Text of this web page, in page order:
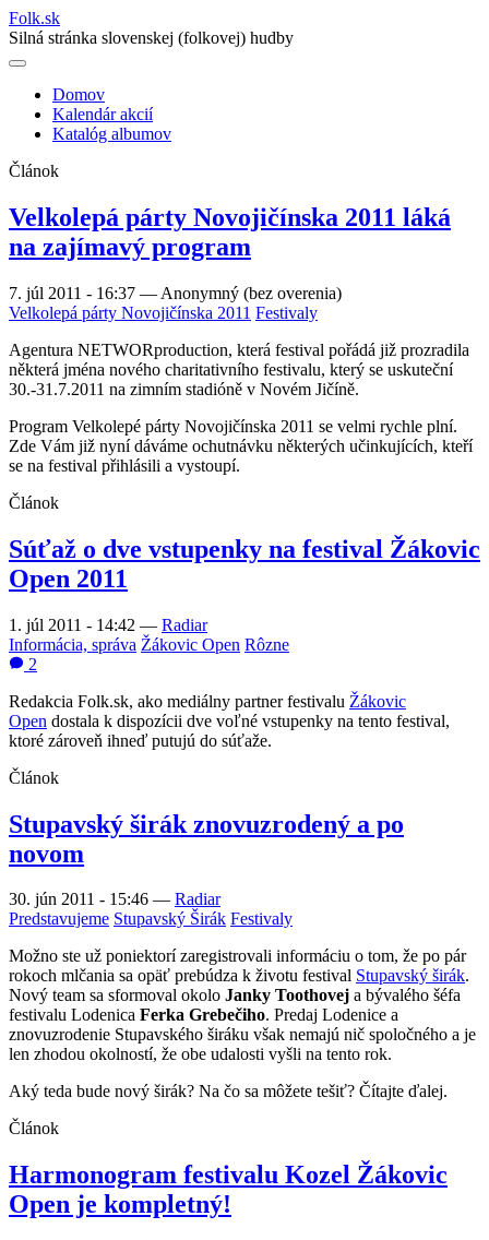
Folk.sk
Silná stránka slovenskej (folkovej) hudby
Main
navigation
Domov
Kalendár akcií
Katalóg albumov
Článok
Velkolepá párty Novojičínska 2011 láká
na zajímavý program
7. júl 2011 - 16:37 — Anonymný (bez overenia)
Velkolepá párty Novojičínska 2011 Festivaly
Agentura NETWORproduction, která festival pořádá již prozradila
některá jména nového charitativního festivalu, který se uskuteční
30.-31.7.2011 na zimním stadióně v Novém Jičíně.
Program Velkolepé párty Novojičínska 2011 se velmi rychle plní.
Zde Vám již nyní dáváme ochutnávku některých učinkujících, kteří
se na festival přihlásili a vystoupí.
Článok
Súťaž o dve vstupenky na festival Žákovic
Open 2011
1. júl 2011 - 14:42 — Radiar
Informácia, správa Žákovic Open Rôzne
2
Redakcia Folk.sk, ako mediálny partner festivalu Žákovic
Open dostala k dispozícii dve voľné vstupenky na tento festival,
ktoré zároveň ihneď putujú do súťaže.
Článok
Stupavský širák znovuzrodený a po
novom
30. jún 2011 - 15:46 — Radiar
Predstavujeme Stupavský Širák Festivaly
Možno ste už poniektorí zaregistrovali informáciu o tom, že po pár
rokoch mlčania sa opäť prebúdza k životu festival Stupavský širák.
Nový team sa sformoval okolo Janky Toothovej a bývalého šéfa
festivalu Lodenica Ferka Grebečiho. Predaj Lodenice a
znovuzrodenie Stupavského širáku však nemajú nič spoločného a je
len zhodou okolností, že obe udalosti vyšli na tento rok.
Aký teda bude nový širák? Na čo sa môžete tešiť? Čítajte ďalej.
Článok
Harmonogram festivalu Kozel Žákovic
Open je kompletný!